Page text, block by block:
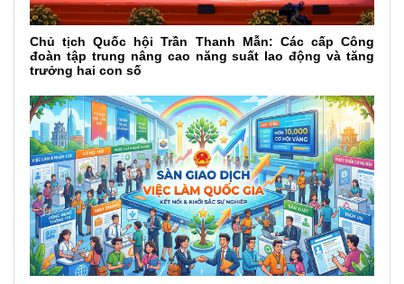
Chủ tịch Quốc hội Trần Thanh Mẫn: Các cấp Công
đoàn tập trung nâng cao năng suất lao động và tăng
trưởng hai con số